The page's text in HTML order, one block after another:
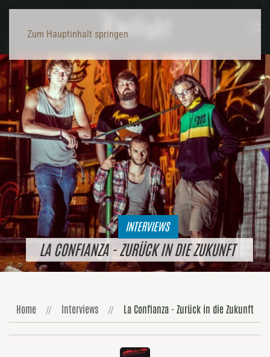
Zum Hauptinhalt springen
INTERVIEWS
LA CONFIANZA - ZURÜCK IN DIE ZUKUNFT
Home Interviews La Confianza - Zurück in die Zukunft